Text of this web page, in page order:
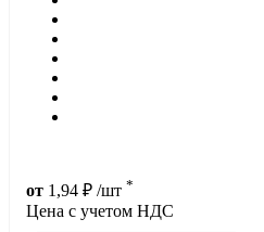
от 1,94 ₽ /шт *
Цена с учетом НДС